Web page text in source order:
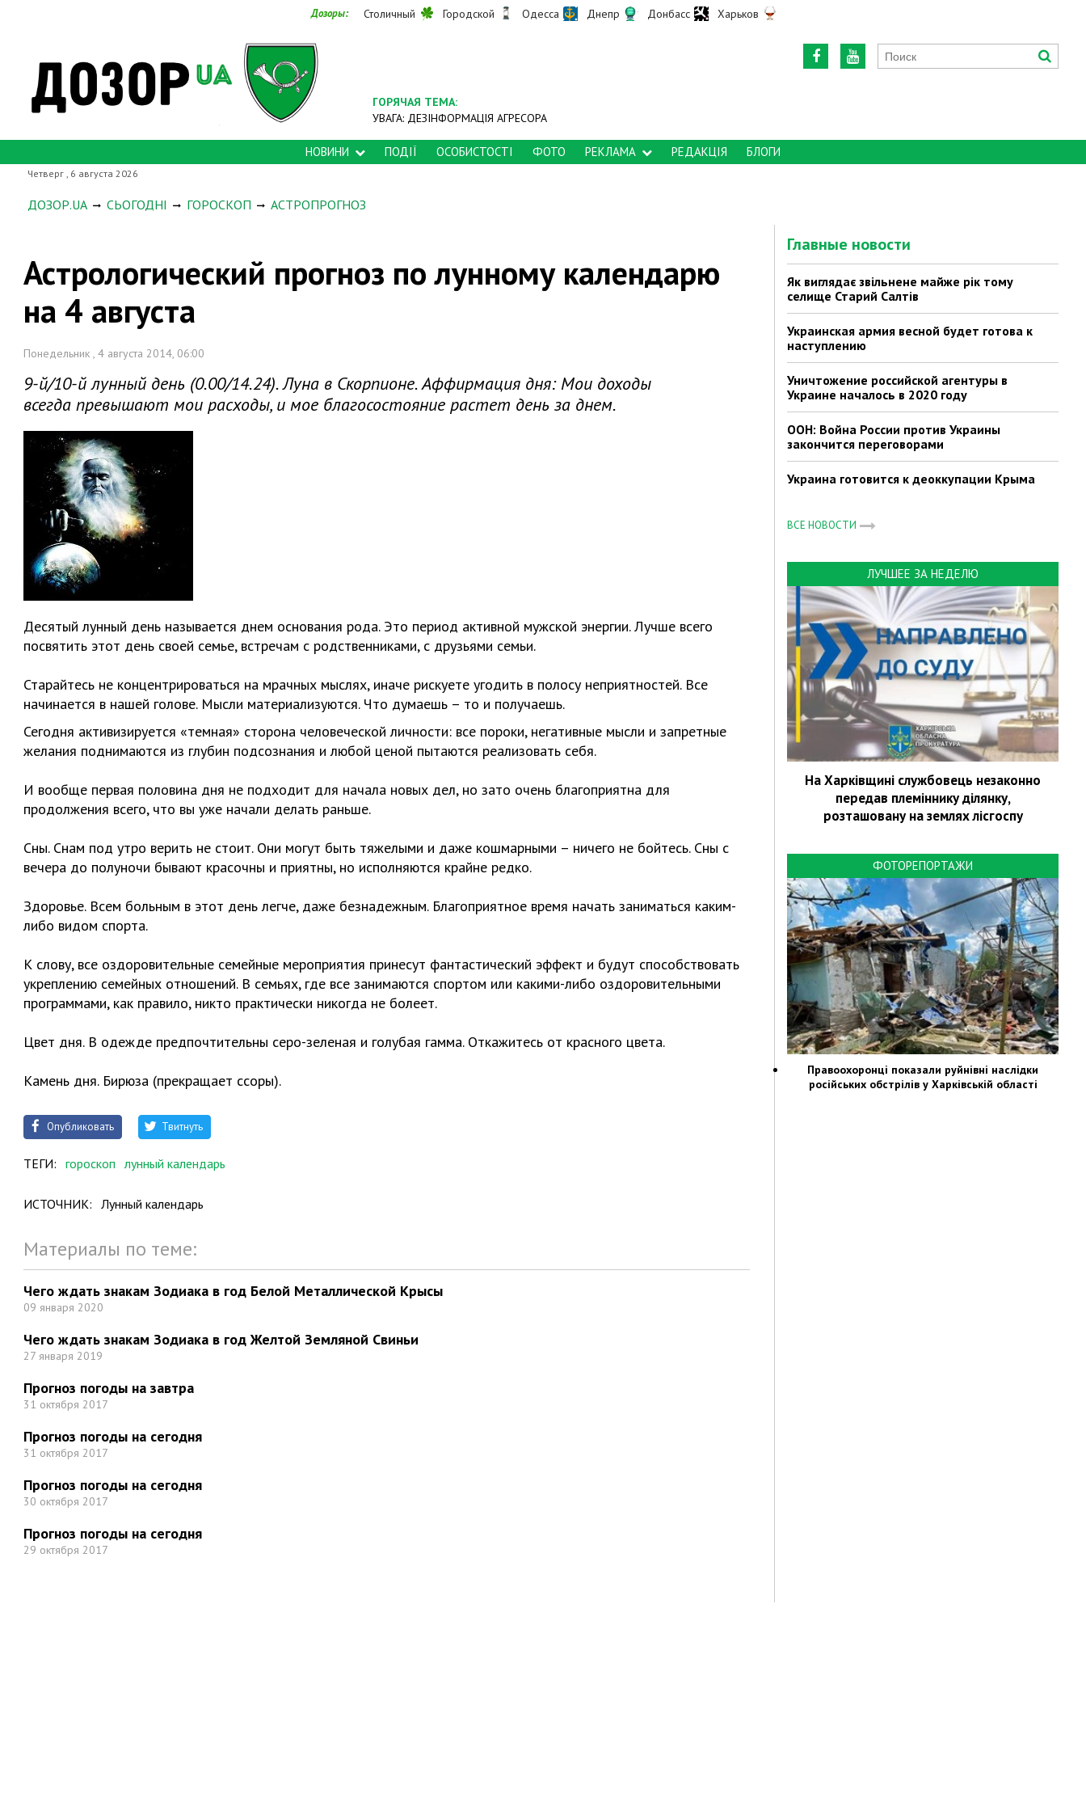
Дозоры: Столичный Городской Одесса Днепр Донбасс Харьков
ГОРЯЧАЯ ТЕМА:
УВАГА: ДЕЗІНФОРМАЦІЯ АГРЕСОРА
НОВИНИ ПОДІЇ ОСОБИСТОСТІ ФОТО РЕКЛАМА РЕДАКЦІЯ БЛОГИ
Четверг , 6 августа 2026
ДОЗОР.UA СЬОГОДНІ ГОРОСКОП АСТРОПРОГНОЗ
Астрологический прогноз по лунному календарю
на 4 августа
Понедельник , 4 августа 2014, 06:00
9-й/10-й лунный день (0.00/14.24). Луна в Скорпионе. Аффирмация дня: Мои доходы
всегда превышают мои расходы, и мое благосостояние растет день за днем.
Десятый лунный день называется днем основания рода. Это период активной мужской энергии. Лучше всего
посвятить этот день своей семье, встречам с родственниками, с друзьями семьи.
Старайтесь не концентрироваться на мрачных мыслях, иначе рискуете угодить в полосу неприятностей. Все
начинается в нашей голове. Мысли материализуются. Что думаешь – то и получаешь.
Сегодня активизируется «темная» сторона человеческой личности: все пороки, негативные мысли и запретные
желания поднимаются из глубин подсознания и любой ценой пытаются реализовать себя.
И вообще первая половина дня не подходит для начала новых дел, но зато очень благоприятна для
продолжения всего, что вы уже начали делать раньше.
Сны. Снам под утро верить не стоит. Они могут быть тяжелыми и даже кошмарными – ничего не бойтесь. Сны с
вечера до полуночи бывают красочны и приятны, но исполняются крайне редко.
Здоровье. Всем больным в этот день легче, даже безнадежным. Благоприятное время начать заниматься каким-
либо видом спорта.
К слову, все оздоровительные семейные мероприятия принесут фантастический эффект и будут способствовать
укреплению семейных отношений. В семьях, где все занимаются спортом или какими-либо оздоровительными
программами, как правило, никто практически никогда не болеет.
Цвет дня. В одежде предпочтительны серо-зеленая и голубая гамма. Откажитесь от красного цвета.
Камень дня. Бирюза (прекращает ссоры).
Опубликовать Твитнуть
ТЕГИ: гороскоп лунный календарь
ИСТОЧНИК: Лунный календарь
Материалы по теме:
Чего ждать знакам Зодиака в год Белой Металлической Крысы
09 января 2020
Чего ждать знакам Зодиака в год Желтой Земляной Свиньи
27 января 2019
Прогноз погоды на завтра
31 октября 2017
Прогноз погоды на сегодня
31 октября 2017
Прогноз погоды на сегодня
30 октября 2017
Прогноз погоды на сегодня
29 октября 2017
Главные новости
Як виглядає звільнене майже рік тому
селище Старий Салтів
Украинская армия весной будет готова к
наступлению
Уничтожение российской агентуры в
Украине началось в 2020 году
ООН: Война России против Украины
закончится переговорами
Украина готовится к деоккупации Крыма
ВСЕ НОВОСТИ
ЛУЧШЕЕ ЗА НЕДЕЛЮ
На Харківщині службовець незаконно
передав племіннику ділянку,
розташовану на землях лісгоспу
ФОТОРЕПОРТАЖИ
Правоохоронці показали руйнівні наслідки
російських обстрілів у Харківській області